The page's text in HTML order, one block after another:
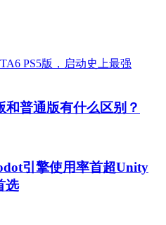
和普通版有什么区别？
引擎使用率首超Unity
选